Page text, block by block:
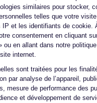
similaires pour stocker,
telles que votre
IP et les identifiants de cookie.
consentement en cliquant
ou en allant dans notre
internet.
sont traitées pour les
par analyse de l’appareil,
mesure de performance des
et développement de
Axeptio consent
connu qu’un seul et
reconditionnés mis à la
physiquement par nos
d’homologation en
techniquement sur le
nous-mêmes en interne,
l’assurance pour nos clients